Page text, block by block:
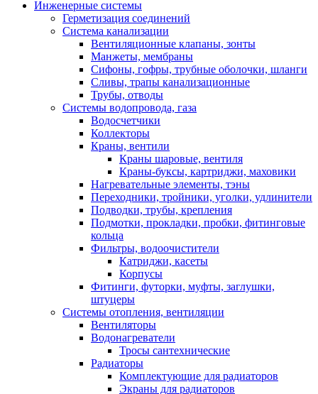
Инженерные системы
Герметизация соединений
Система канализации
Вентиляционные клапаны, зонты
Манжеты, мембраны
Сифоны, гофры, трубные оболочки, шланги
Сливы, трапы канализационные
Трубы, отводы
Системы водопровода, газа
Водосчетчики
Коллекторы
Краны, вентили
Краны шаровые, вентиля
Краны-буксы, картриджи, маховики
Нагревательные элементы, тэны
Переходники, тройники, уголки, удлинители
Подводки, трубы, крепления
Подмотки, прокладки, пробки, фитинговые
кольца
Фильтры, водоочистители
Катриджи, касеты
Корпусы
Фитинги, футорки, муфты, заглушки,
штуцеры
Системы отопления, вентиляции
Вентиляторы
Водонагреватели
Тросы сантехнические
Радиаторы
Комплектующие для радиаторов
Экраны для радиаторов